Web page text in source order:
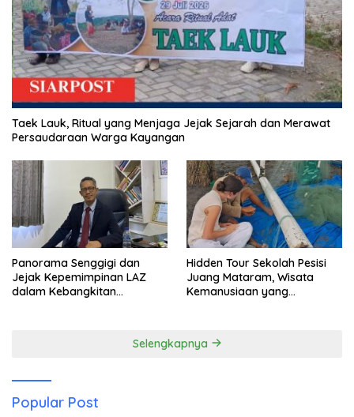
Taek Lauk, Ritual yang Menjaga Jejak Sejarah dan Merawat
Persaudaraan Warga Kayangan
Panorama Senggigi dan
Jejak Kepemimpinan LAZ
dalam Kebangkitan
Hidden Tour Sekolah Pesisi
Juang Mataram, Wisata
Kemanusiaan yang
Selengkapnya
Popular Post